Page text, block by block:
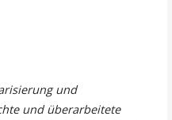
und
und überarbeitete